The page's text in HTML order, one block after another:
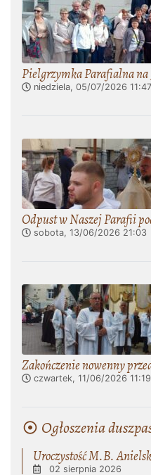
Pielgrzymka Parafialna na
niedziela, 05/07/2026 11:47
Odpust w Naszej Parafii
sobota, 13/06/2026 21:03
Zakończenie nowenny
czwartek, 11/06/2026 11:19
Ogłoszenia
Uroczystość M.B.
02 sierpnia 2026